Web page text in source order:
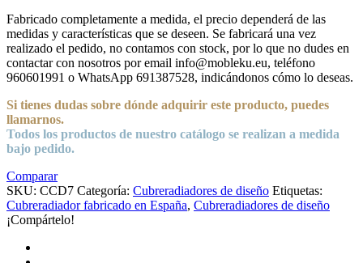
Fabricado completamente a medida, el precio dependerá de las
medidas y características que se deseen. Se fabricará una vez
realizado el pedido, no contamos con stock, por lo que no dudes en
contactar con nosotros por email info@mobleku.eu, teléfono
960601991 o WhatsApp 691387528, indicándonos cómo lo deseas.
Si tienes dudas sobre dónde adquirir este producto, puedes
llamarnos.
Todos los productos de nuestro catálogo se realizan a medida
bajo pedido.
Comparar
SKU: CCD7 Categoría: Cubreradiadores de diseño Etiquetas:
Cubreradiador fabricado en España, Cubreradiadores de diseño
¡Compártelo!